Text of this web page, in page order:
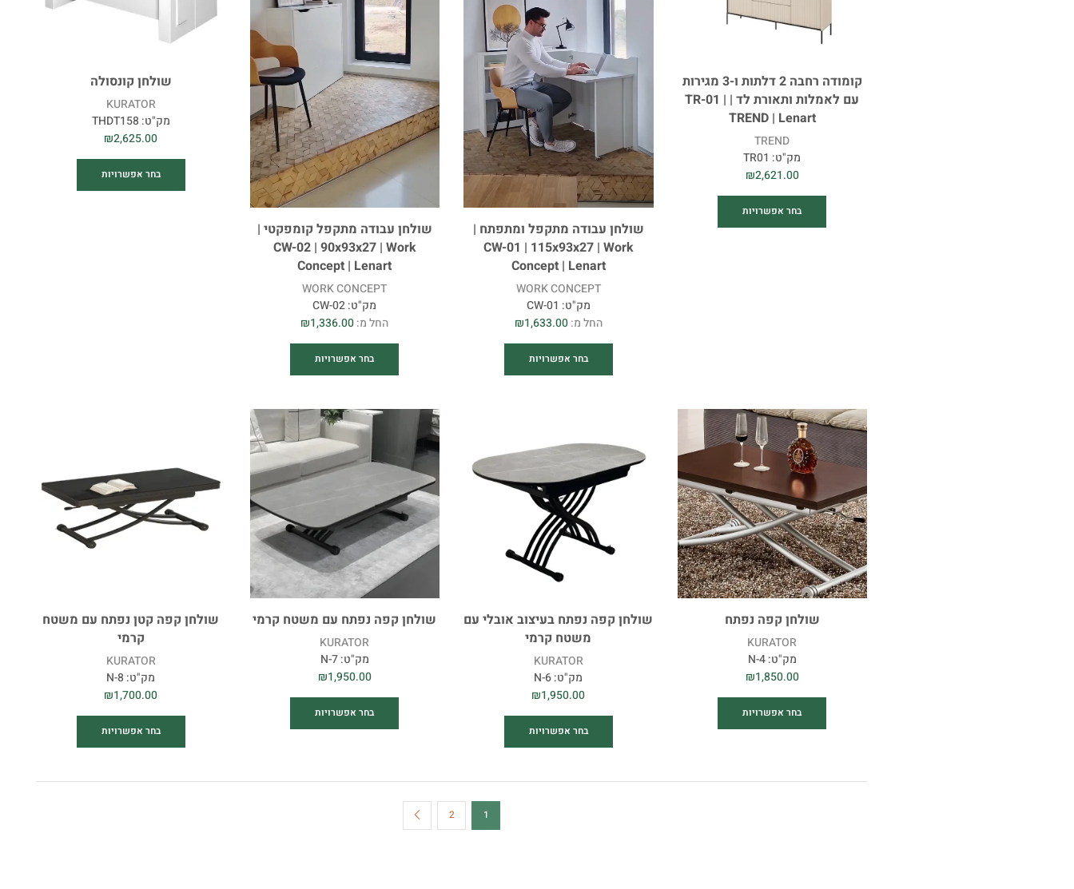
קומודה רחבה 2 דלתות ו-3 מגירות
עם לאמלות ותאורת לד | TR-01 |
TREND | Lenart
TREND
מק"ט: TR01
₪2,621.00
בחר אפשרויות
שולחן עבודה מתקפל ומתפתח |
CW-01 | 115x93x27 | Work
Concept | Lenart
WORK CONCEPT
מק"ט: CW-01
החל מ:
₪1,633.00
בחר אפשרויות
שולחן עבודה מתקפל קומפקטי |
CW-02 | 90x93x27 | Work
Concept | Lenart
WORK CONCEPT
מק"ט:CW-02
החל מ:
₪1,336.00
בחר אפשרויות
שולחן קונסולה
KURATOR
מק"ט:THDT158
₪2,625.00
בחר אפשרויות
שולחן קפה נפתח
KURATOR
מק"ט:N-4
₪1,850.00
בחר אפשרויות
שולחן קפה נפתח בעיצוב אובלי עם
משטח קרמי
KURATOR
מק"ט:N-6
₪1,950.00
בחר אפשרויות
שולחן קפה נפתח עם משטח קרמי
KURATOR
מק"ט:N-7
₪1,950.00
בחר אפשרויות
שולחן קפה קטן נפתח עם משטח
קרמי
KURATOR
מק"ט:N-8
₪1,700.00
בחר אפשרויות
1
2